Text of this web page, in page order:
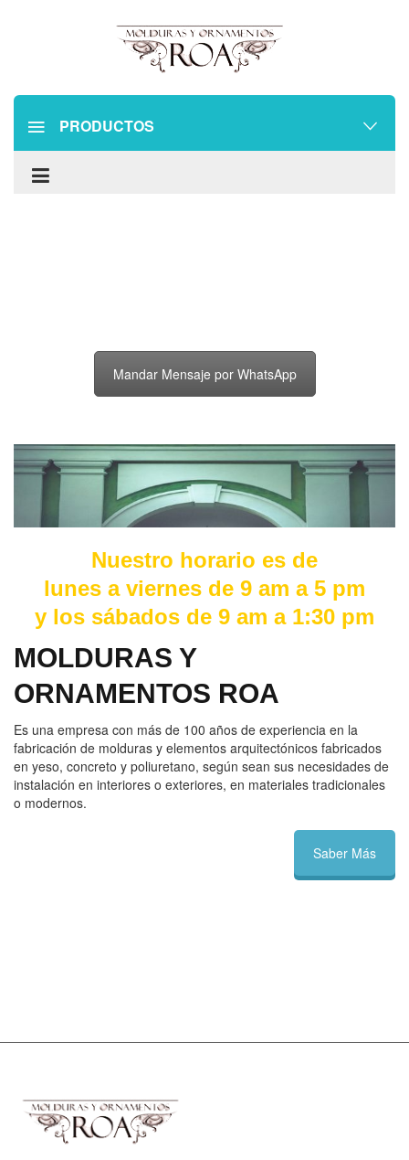
PRODUCTOS
Mandar Mensaje por WhatsApp
Nuestro horario es de
lunes a viernes de 9 am a 5 pm
y los sábados de 9 am a 1:30 pm
MOLDURAS Y
ORNAMENTOS ROA
Es una empresa con más de 100 años de experiencia en la
fabricación de molduras y elementos arquitectónicos fabricados
en yeso, concreto y poliuretano, según sean sus necesidades de
instalación en interiores o exteriores, en materiales tradicionales
o modernos.
Saber Más